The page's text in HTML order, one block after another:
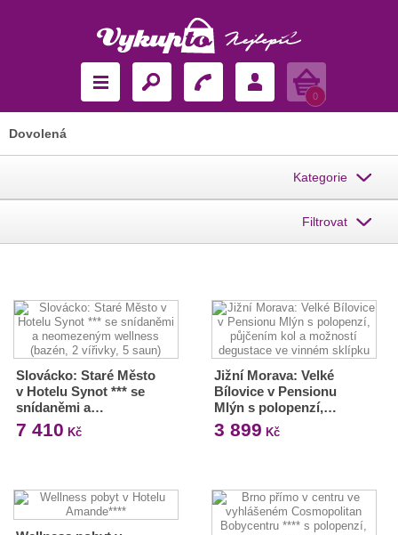
Košík
0
Dovolená
Kategorie
Filtrovat
Slovácko: Staré Město
v Hotelu Synot *** se
snídaněmi a…
7 410 Kč
Jižní Morava: Velké
Bílovice v Pensionu
Mlýn s polopenzí,…
3 899 Kč